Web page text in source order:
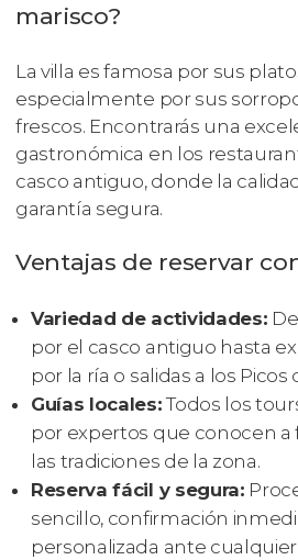
marisco?
La villa es famosa por sus
especialmente por sus
frescos. Encontrarás una
gastronómica en los
casco antiguo, donde la
garantía segura.
Ventajas de reservar
Variedad de actividades:
por el casco antiguo hasta
por la ría o salidas a los Picos
Guías locales:Todos los
por expertos que conocen a
las tradiciones de la zona.
Reserva fácil y segura:
sencillo, confirmación
personalizada ante